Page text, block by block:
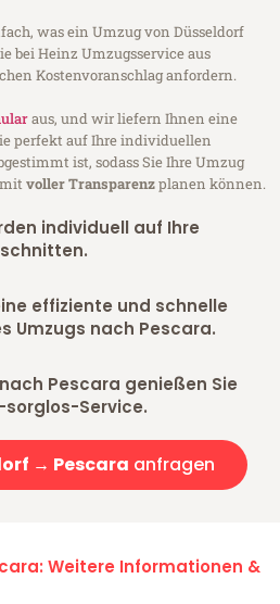
was ein Umzug von Düsseldorf
bei Heinz Umzugsservice aus
Kostenvoranschlag anfordern.
aus, und wir liefern Ihnen eine
perfekt auf Ihre individuellen
ist, sodass Sie Ihre Umzug
voller Transparenzplanen können.
individuell auf Ihre
effiziente und schnelle
Umzugs nach Pescara.
Pescara genießen Sie
sorglos-Service.
→ Pescara anfragen
Weitere Informationen &